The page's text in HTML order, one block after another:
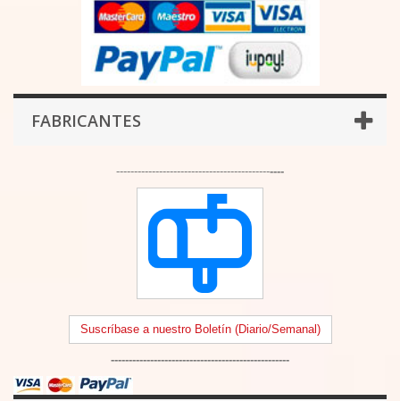
FABRICANTES
-----------------------------------------------
Suscríbase a nuestro Boletín (Diario/Semanal)
--------------------------------------------------